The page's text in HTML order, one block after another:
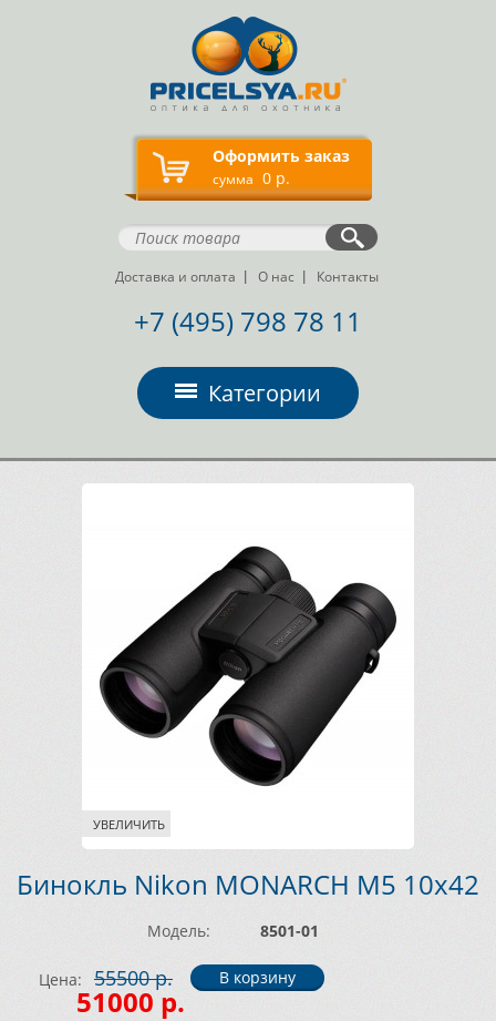
Оформить заказ
сумма 0 р.
Доставка и оплата О нас Контакты
+7 (495) 798 78 11
Категории
УВЕЛИЧИТЬ
Бинокль Nikon MONARCH M5 10x42
Модель: 8501-01
Цена: 55500 р.
51000 р.